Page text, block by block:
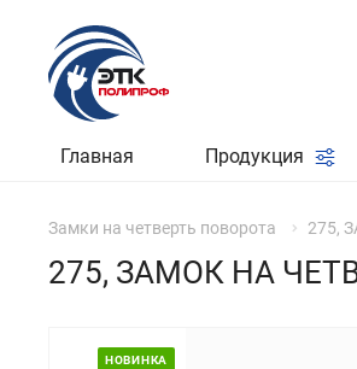
Главная Продукция
Замки на четверть поворота 275,
275, ЗАМОК НА
НОВИНКА